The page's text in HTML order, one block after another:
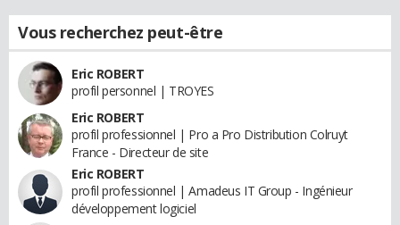
Vous recherchez peut-être
Eric ROBERT
profil personnel | TROYES
Eric ROBERT
profil professionnel | Pro a Pro Distribution Colruyt
France - Directeur de site
Eric ROBERT
profil professionnel | Amadeus IT Group - Ingénieur
développement logiciel